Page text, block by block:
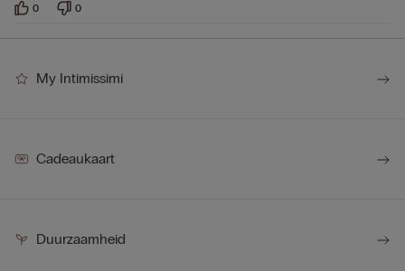
0 0
My Intimissimi
Cadeaukaart
Duurzaamheid